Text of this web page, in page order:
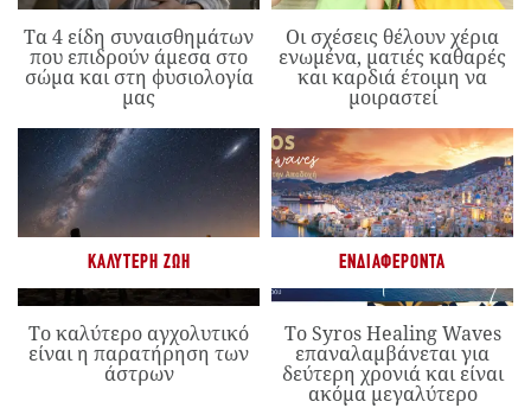
Τα 4 είδη συναισθημάτων
που επιδρούν άμεσα στο
σώμα και στη φυσιολογία
μας
Οι σχέσεις θέλουν χέρια
ενωμένα, ματιές καθαρές
και καρδιά έτοιμη να
μοιραστεί
ΚΑΛΎΤΕΡΗ ΖΩΉ
Το καλύτερο αγχολυτικό
είναι η παρατήρηση των
άστρων
ΕΝΔΙΑΦΈΡΟΝΤΑ
Το Syros Healing Waves
επαναλαμβάνεται για
δεύτερη χρονιά και είναι
ακόμα μεγαλύτερο